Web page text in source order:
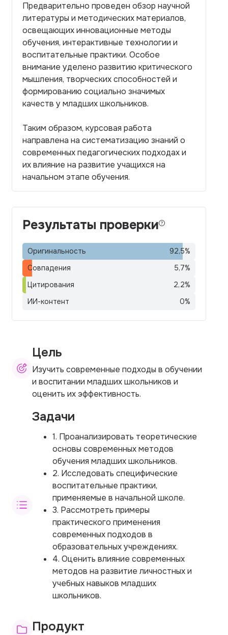
Предварительно проведен обзор научной
литературы и методических материалов,
освещающих инновационные методы
обучения, интерактивные технологии и
воспитательные практики. Особое
внимание уделено развитию критического
мышления, творческих способностей и
формированию социально значимых
качеств у младших школьников.
Таким образом, курсовая работа
направлена на систематизацию знаний о
современных педагогических подходах и
их влияние на развитие учащихся на
начальном этапе обучения.
Результаты проверки
Оригинальность 92,5%
Совпадения
5,7%
Цитирования
2,2%
ИИ-контент
0%
Цель
Изучить современные подходы в обучении
и воспитании младших школьников и
оценить их эффективность.
Задачи
1. Проанализировать теоретические
основы современных методов
обучения младших школьников.
2. Исследовать специфические
воспитательные практики,
применяемые в начальной школе.
3. Рассмотреть примеры
практического применения
современных подходов в
образовательных учреждениях.
4. Оценить влияние современных
методов на развитие личностных и
учебных навыков младших
школьников.
Продукт